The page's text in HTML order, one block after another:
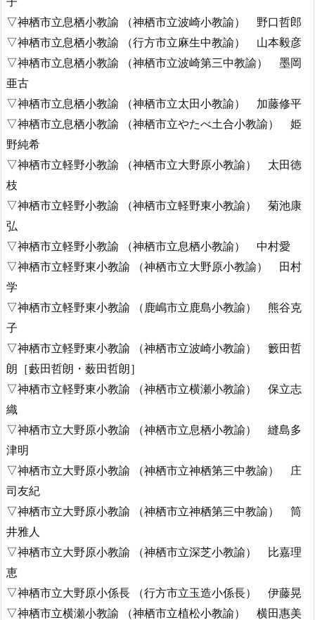
▽神栖市立息栖小教諭 （神栖市立波崎小教諭） 野口哲郎
▽神栖市立息栖小教諭 （行方市立麻生中教諭） 山本毅彦
▽神栖市立息栖小教諭 （神栖市立波崎第三中教諭） 墨岡
亜古
▽神栖市立息栖小教諭 （神栖市立太田小教諭） 加藤修平
▽神栖市立息栖小教諭 （神栖市立やたべ土合小教諭） 姫
野純希
▽神栖市立軽野小教諭 （神栖市立大野原小教諭） 太田徳
枝
▽神栖市立軽野小教諭 （神栖市立軽野東小教諭） 菊池康
弘
▽神栖市立軽野小教諭 （神栖市立息栖小教諭） 中村愛
▽神栖市立軽野東小教諭 （神栖市立大野原小教諭） 田村
学
▽神栖市立軽野東小教諭 （鹿嶋市立鹿島小教諭） 熊谷克
子
▽神栖市立軽野東小教諭 （神栖市立波崎小教諭） 籔田哲
朗［藪田哲朗・薮田哲朗］
▽神栖市立軽野東小教諭 （神栖市立横瀬小教諭） 保立志
織
▽神栖市立大野原小教諭 （神栖市立息栖小教諭） 縫島多
津明
▽神栖市立大野原小教諭 （神栖市立神栖第三中教諭） 庄
司友紀
▽神栖市立大野原小教諭 （神栖市立神栖第三中教諭） 筒
井雅人
▽神栖市立大野原小教諭 （神栖市立深芝小教諭） 比嘉理
恵
▽神栖市立大野原小係長 （行方市立玉造小係長） 伊藤晃
▽神栖市立横瀬小教諭 （神栖市立植松小教諭） 横田惠美